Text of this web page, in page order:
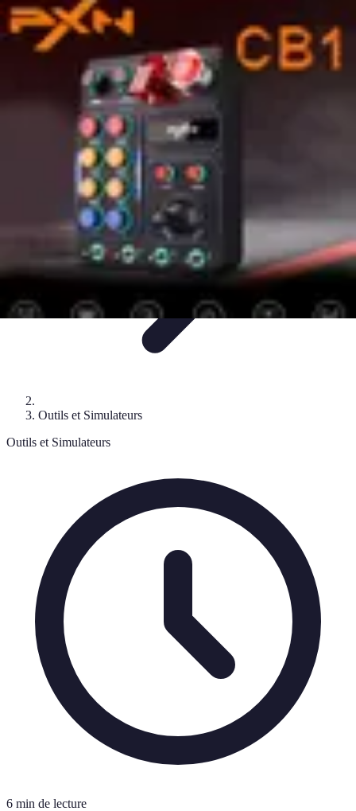
Calculez Votre Rachat
Outils et simulateursCalcul de Rachat Calcul et EstimationCalcul et
optimisation
Astuce et Conseils
Calculez Votre Rachat
Outils et Simulateurs
Outils et Simulateurs
6 min de lecture